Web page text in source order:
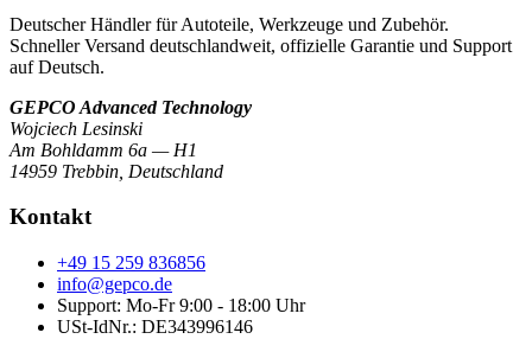
Deutscher Händler für Autoteile, Werkzeuge und Zubehör.
Schneller Versand deutschlandweit, offizielle Garantie und Support
auf Deutsch.
GEPCO Advanced Technology
Wojciech Lesinski
Am Bohldamm 6a — H1
14959 Trebbin Deutschland
Kontakt
+49 15 259 836856
info@gepco.de
Support: Mo-Fr 9:00 - 18:00 Uhr
USt-IdNr.: DE343996146